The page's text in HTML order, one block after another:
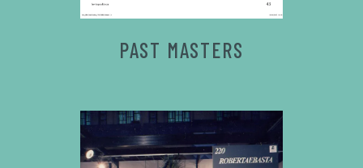
PAST MASTERS